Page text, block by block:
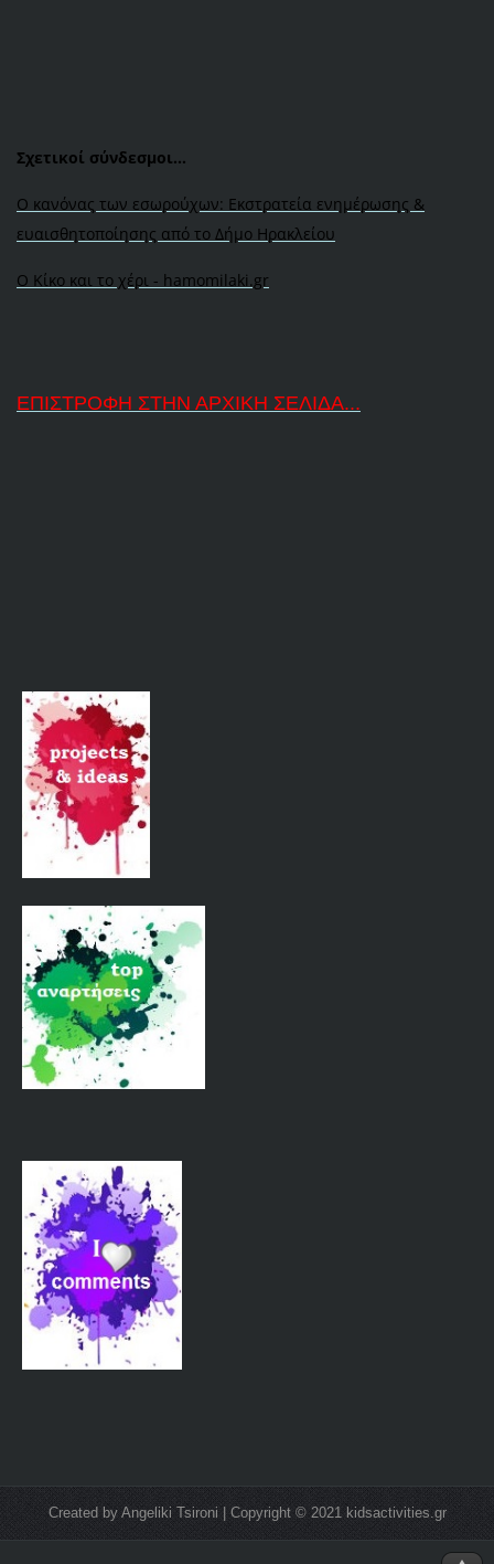
Σχετικοί σύνδεσμοι...
Ο κανόνας των εσωρούχων: Εκστρατεία ενημέρωσης &
ευαισθητοποίησης από το Δήμο Ηρακλείου
Ο Κίκο και το χέρι - hamomilaki.gr
ΕΠΙΣΤΡΟΦΗ ΣΤΗΝ ΑΡΧΙΚΗ ΣΕΛΙΔΑ...
Created by Angeliki Tsironi | Copyright © 2021 kidsactivities.gr